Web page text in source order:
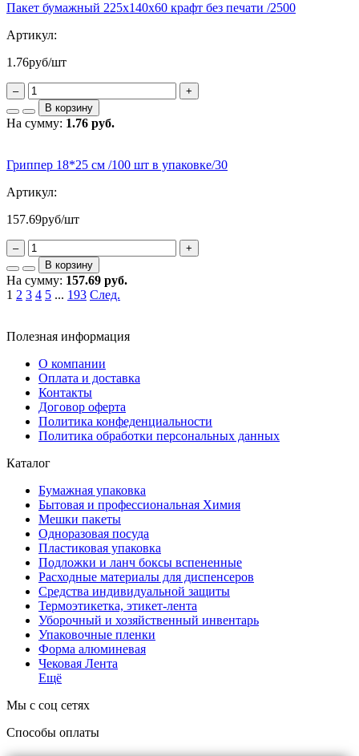
Пакет бумажный 225х140х60 крафт без печати /2500
Артикул:
1.76руб/шт
–
+
В корзину
На сумму: 1.76 руб.
Гриппер 18*25 см /100 шт в упаковке/30
Артикул:
157.69руб/шт
–
+
В корзину
На сумму: 157.69 руб.
1 2 3 4 5 ... 193 След.
Полезная информация
О компании
Оплата и доставка
Контакты
Договор оферта
Политика конфеденциальности
Политика обработки персональных данных
Каталог
Бумажная упаковка
Бытовая и профессиональная Химия
Мешки пакеты
Одноразовая посуда
Пластиковая упаковка
Подложки и ланч боксы вспененные
Расходные материалы для диспенсеров
Средства индивидуальной защиты
Термоэтикетка, этикет-лента
Уборочный и хозяйственный инвентарь
Упаковочные пленки
Форма алюминевая
Чековая Лента
Ещё
Мы с соц сетях
Способы оплаты